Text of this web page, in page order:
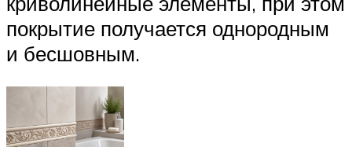
покрытие получается однородным
и бесшовным.